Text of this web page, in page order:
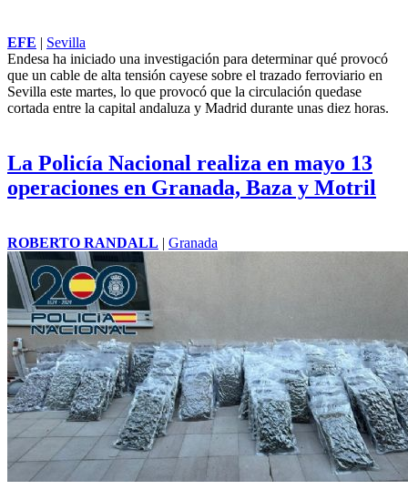
EFE | Sevilla
Endesa ha iniciado una investigación para determinar qué provocó
que un cable de alta tensión cayese sobre el trazado ferroviario en
Sevilla este martes, lo que provocó que la circulación quedase
cortada entre la capital andaluza y Madrid durante unas diez horas.
La Policía Nacional realiza en mayo 13
operaciones en Granada, Baza y Motril
ROBERTO RANDALL | Granada